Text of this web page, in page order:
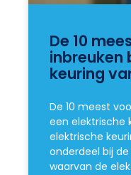
De 10
inbreuken
keuring
De 10 meest
een elektrische
elektrische
onderdeel bij
waarvan de